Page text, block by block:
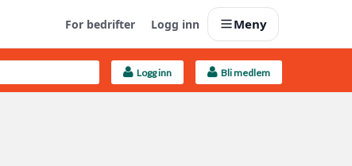
For bedrifter Logg inn Meny
Last opp selv Logg inn Bli medlem